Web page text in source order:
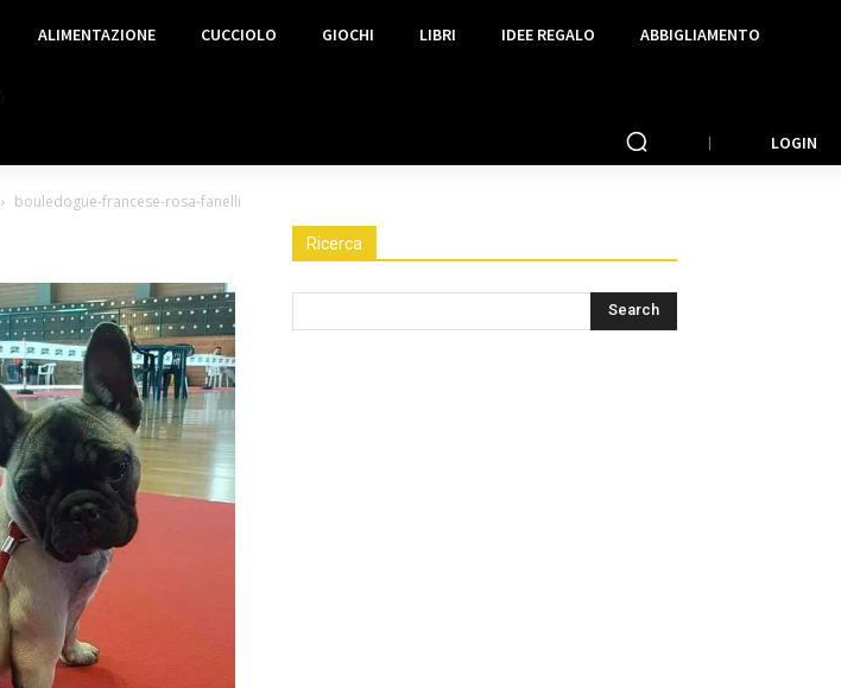
ALIMENTAZIONE CUCCIOLO GIOCHI LIBRI IDEE REGALO ABBIGLIAMENTO
LOGIN
bouledogue-francese-rosa-fanelli
Ricerca